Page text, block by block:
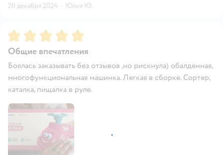
20 декабря 2024 · Юлия Ю.
Рейтинг:5
Общие впечатления
Боялась заказывать без отзывов ,но рискнула) обалденная,
многофункциональная машинка. Легкая в сборке. Сортер,
каталка, пищалка в руле.